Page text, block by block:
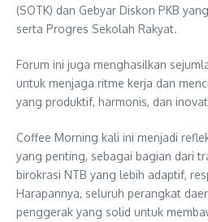
(SOTK) dan Gebyar Diskon PKB
serta Progres Sekolah Rakyat.
Forum ini juga menghasilkan
untuk menjaga ritme kerja dan
yang produktif, harmonis, dan
Coffee Morning kali ini menjadi
yang penting, sebagai bagian dari
birokrasi NTB yang lebih adaptif,
Harapannya, seluruh perangkat
penggerak yang solid untuk